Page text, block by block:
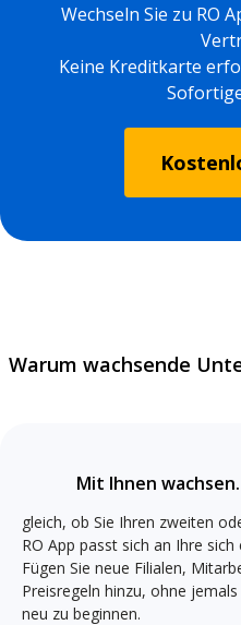
Wechseln Sie zu RO
Keine Kreditkarte
Warum wachsende
Mit Ihnen wachsen.
gleich, ob Sie Ihren zweiten
RO App passt sich an Ihre
Fügen Sie neue Filialen,
Preisregeln hinzu, ohne
neu zu beginnen.